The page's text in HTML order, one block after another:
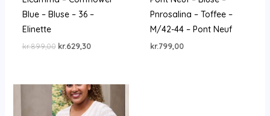
Blue – Bluse – 36 –
Elinette
kr.899,00 Den
kr.899,00.
kr.629,30Den
kr.629,30.
Pnrosalina – Toffee –
M/42-44 – Pont Neuf
kr.799,00